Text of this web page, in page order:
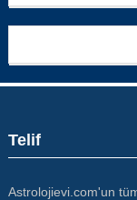
Telif
Astrolojievi.com'un